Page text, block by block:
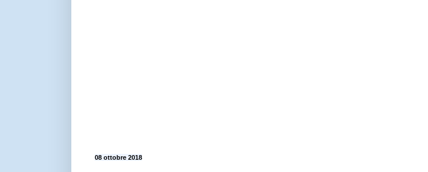
08 ottobre 2018